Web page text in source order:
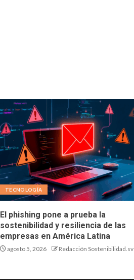
TECNOLOGÍA
El phishing pone a prueba la
sostenibilidad y resiliencia de las
empresas en América Latina
agosto 5, 2026 Redacción Sostenibilidad.sv